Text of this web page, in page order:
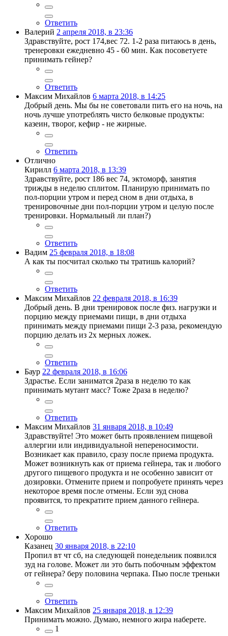
Ответить
Валерий 2 апреля 2018, в 23:36
Здравствуйте, рост 174,вес 72. 1-2 раза питаюсь в день,
тренеровки ежедневно 45 - 60 мин. Как посоветуете
принимать гейнер?
Ответить
Максим Михайлов 6 марта 2018, в 14:25
Добрый день. Мы бы не советовали пить его на ночь, на
ночь лучше употреблять чисто белковые продукты:
казеин, творог, кефир - не жирные.
Ответить
Отлично
Кирилл 6 марта 2018, в 13:39
Здравствуйте, рост 186 вес 74, эктоморф, занятия
трижды в неделю сплитом. Планирую принимать по
пол-порции утром и перед сном в дни отдыха, в
тренировочные дни пол-порции утром и целую после
тренировки. Нормальный ли план?)
Ответить
Вадим 25 февраля 2018, в 18:08
А как ты посчитал сколько ты тратишь калорий?
Ответить
Максим Михайлов 22 февраля 2018, в 16:39
Добрый день. В дни тренировок после физ. нагрузки и
порцию между приемами пищи, в дни отдыха
принимать между приемами пищи 2-3 раза, рекомендую
порцию делать из 2х мерных ложек.
Ответить
Баур 22 февраля 2018, в 16:06
Здрастье. Если заниматся 2раза в неделю то как
принимать мутант масс? Тоже 2раза в неделю?
Ответить
Максим Михайлов 31 января 2018, в 10:49
Здравствуйте! Это может быть проявлением пищевой
аллергии или индивидуальной непереносимости.
Возникает как правило, сразу после приема продукта.
Может возникнуть как от приема гейнера, так и любого
другого пищевого продукта и не особенно зависит от
дозировки. Отмените прием и попробуете принять через
некоторое время после отмены. Если зуд снова
проявится, то прекратите прием данного гейнера.
Ответить
Хорошо
Казанец 30 января 2018, в 22:10
Пропил вт чт сб, на следующей понедельник появился
зуд на голове. Может ли это быть побочным эффектом
от гейнера? беру половина черпака. Пью после треньки
Ответить
Максим Михайлов 25 января 2018, в 12:39
Принимать можно. Думаю, немного жира наберете.
1